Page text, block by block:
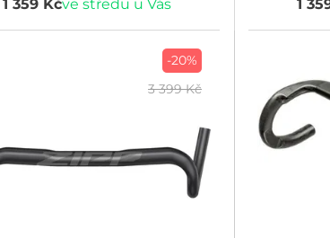
1 359 Kčve středu u Vás
1
-20%
3 399 Kč